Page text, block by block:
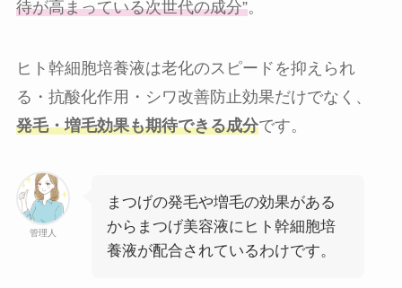
待が高まっている次世代の成分”。
ヒト幹細胞培養液は老化のスピードを抑えられ
る・抗酸化作用・シワ改善防止効果だけでなく、
発毛・増毛効果も期待できる成分です。
管理人
まつげの発毛や増毛の効果がある
からまつげ美容液にヒト幹細胞培
養液が配合されているわけです。